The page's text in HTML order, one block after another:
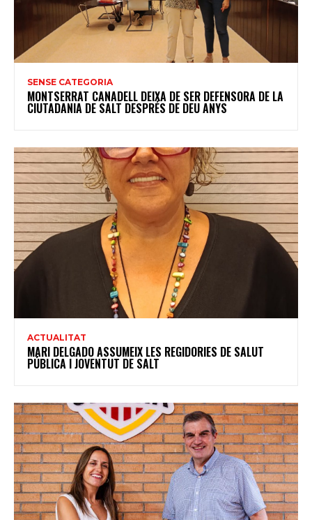
SENSE CATEGORIA
MONTSERRAT CANADELL DEIXA DE SER DEFENSORA DE LA
CIUTADANIA DE SALT DESPRÉS DE DEU ANYS
ACTUALITAT
MARI DELGADO ASSUMEIX LES REGIDORIES DE SALUT
PÚBLICA I JOVENTUT DE SALT